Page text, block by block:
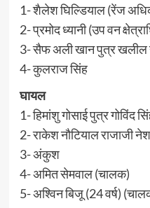
1- शैलेश घिल्डियाल (रेंज
2- प्रमोद ध्यानी (उप वन
3- सैफ अली खान पुत्र खलील
4- कुलराज सिंह
घायल
1- हिमांशु गोसाई पुत्र गोविंद
2- राकेश नौटियाल राजाजी
3- अंकुश
4- अमित सेमवाल (चालक)
5- अश्विन बिजू (24 वर्ष)